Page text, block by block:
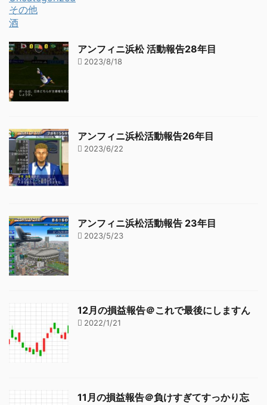
その他
酒
アンフィニ浜松 活動報告28年目
2023/8/18
アンフィニ浜松活動報告26年目
2023/6/22
アンフィニ浜松活動報告 23年目
2023/5/23
12月の損益報告＠これで最後にしますん
2022/1/21
11月の損益報告＠負けすぎてすっかり忘